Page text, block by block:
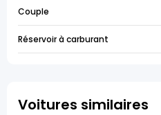
Couple
Réservoir à carburant
Voitures similaires